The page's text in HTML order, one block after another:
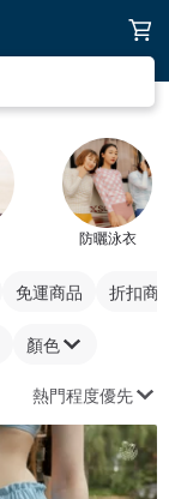
防曬泳衣
免運商品 折扣商
顏色
熱門程度優先